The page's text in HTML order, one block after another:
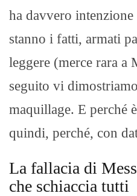
ha davvero
stanno i fatti, armati
leggere (merce rara a
seguito vi
maquillage. E perché
quindi, perché, con
La fallacia di
che schiaccia tutti